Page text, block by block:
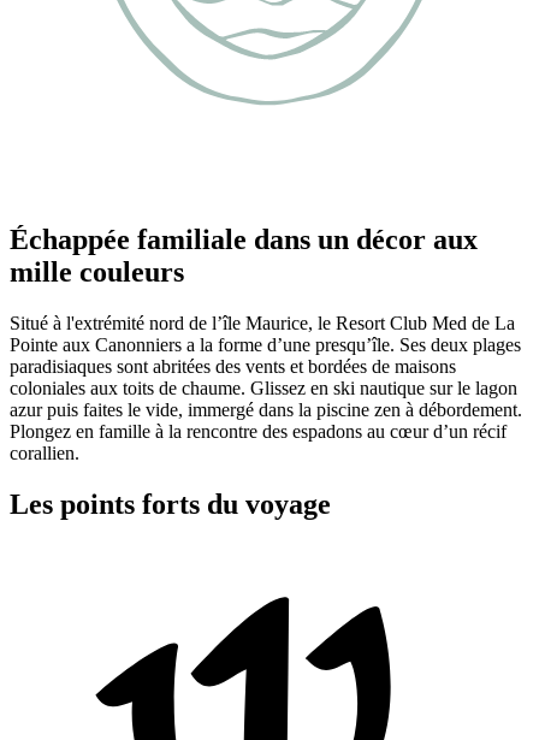
Échappée familiale dans un décor aux
mille couleurs
Situé à l'extrémité nord de l’île Maurice, le Resort Club Med de La
Pointe aux Canonniers a la forme d’une presqu’île. Ses deux plages
paradisiaques sont abritées des vents et bordées de maisons
coloniales aux toits de chaume. Glissez en ski nautique sur le lagon
azur puis faites le vide, immergé dans la piscine zen à débordement.
Plongez en famille à la rencontre des espadons au cœur d’un récif
corallien.
Les points forts du voyage